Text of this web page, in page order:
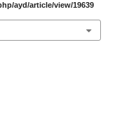
ayd/article/view/19639